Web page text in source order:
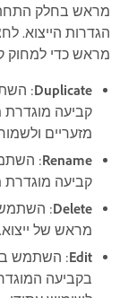
מראש בחלק
הגדרות הייצוא.
מראש כדי למחוק
Duplicate
:
קביעה מוגדרת
מזעריים
Rename
:
קביעה מוגדרת
Delete: השתמש
מראש של ייצוא.
Edit: השתמש
בקביעה